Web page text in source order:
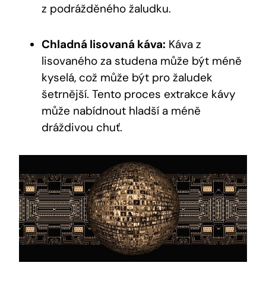
z podrážděného žaludku.
Chladná lisovaná káva: Káva z
lisovaného za studena může být méně
kyselá, což může být pro žaludek
šetrnější. Tento proces extrakce kávy
může nabídnout hladší a méně
dráždivou chuť.